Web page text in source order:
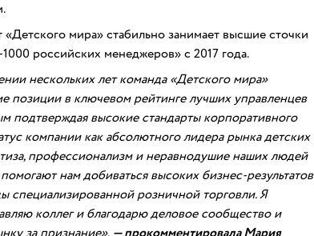
мира» стабильно занимает высшие сточки
российских менеджеров» с 2017 года.
нескольких лет команда «Детского мира»
позиции в ключевом рейтинге лучших управленцев
подтверждая высокие стандарты корпоративного
компании как абсолютного лидера рынка детских
профессионализм и неравнодушие наших людей
нам добиваться высоких бизнес-результатов
специализированной розничной торговли. Я
коллег и благодарю деловое сообщество и
за признание», — прокомментировала Мария